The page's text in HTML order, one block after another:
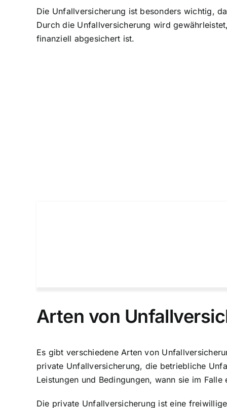
Die Unfallversicherung ist besonders wichtig,
Durch die Unfallversicherung wird
finanziell abgesichert ist.
Arten von
Es gibt verschiedene Arten von
private Unfallversicherung, die betriebliche
Leistungen und Bedingungen, wann sie im Falle
Die private Unfallversicherung ist eine